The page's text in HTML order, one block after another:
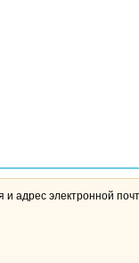
адрес электронной